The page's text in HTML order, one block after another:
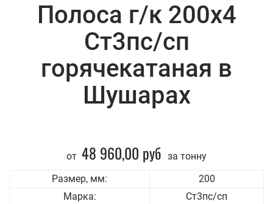
Полоса г/к 200x4
Ст3пс/сп
горячекатаная в
Шушарах
от 48 960,00 руб за тонну
Размер, мм:
200
Марка:
Ст3пс/сп